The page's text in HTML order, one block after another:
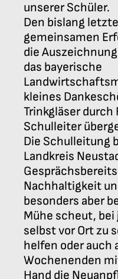
unserer Schüler.
Den bislang
gemeinsamen
die
das bayerische
kleines
Trinkgläser durch
Schulleiter
Die Schulleitung
Landkreis
Nachhaltigkeit
besonders aber
Mühe scheut,
selbst vor Ort zu
helfen oder auch
Wochenenden
Hand die